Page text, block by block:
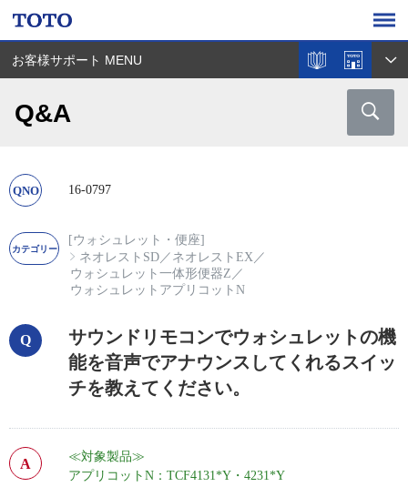
お客様サポート MENU
Q&A
16-0797
[ウォシュレット・便座]
ネオレストSD／ ネオレストEX／
ウォシュレット一体形便器Z ／
ウォシュレットアプリコットN
サウンドリモコンでウォシュレットの機
能を音声でアナウンスしてくれるスイッ
チを教えてください。
≪対象製品≫
アプリコットN：TCF4131*Y・4231*Y